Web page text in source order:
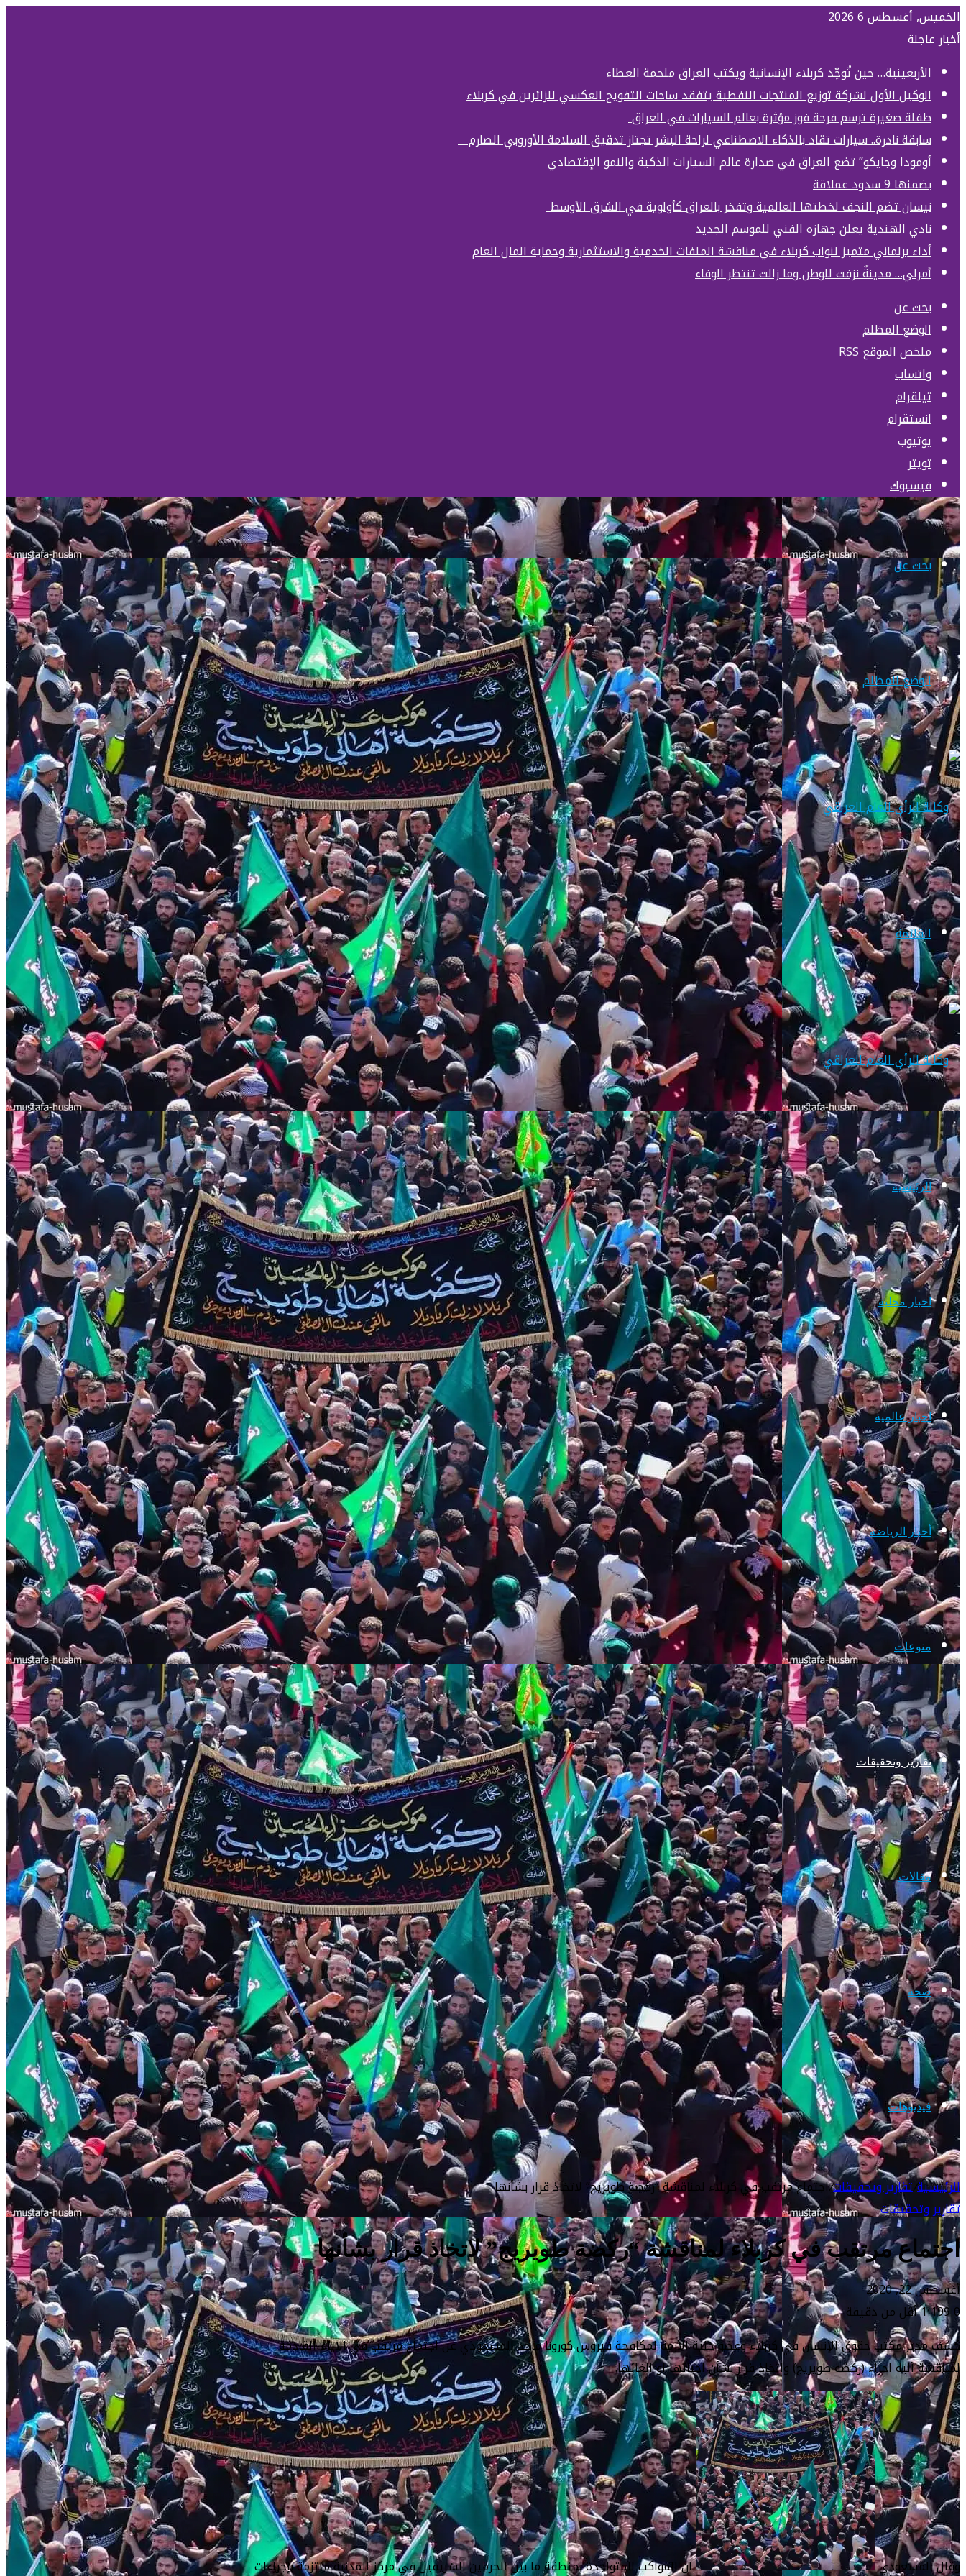
الخميس, أغسطس 6 2026
أخبار عاجلة
الأربعينية… حين تُوحِّد كربلاء الإنسانية ويكتب العراق ملحمة العطاء
الوكيل الأول لشركة توزيع المنتجات النفطية يتفقد ساحات التفويج العكسي للزائرين في كربلاء
طفلة صغيرة ترسم فرحة فوز مؤثرة بعالم السيارات في العراق
سابقة نادرة.. سيارات تقاد بالذكاء الاصطناعي لراحة البشر تجتاز تدقيق السلامة الأوروبي الصارم
أومودا وجايكو” تضع العراق في صدارة عالم السيارات الذكية والنمو الإقتصادي
بضمنها 9 سدود عملاقة
نيسان تضم النجف لخطتها العالمية وتفخر بالعراق كأولوية في الشرق الأوسط
نادي الهندية يعلن جهازه الفني للموسم الجديد
أداء برلماني متميز لنواب كربلاء في مناقشة الملفات الخدمية والاستثمارية وحماية المال العام
أمرلي… مدينةٌ نزفت للوطن وما زالت تنتظر الوفاء
بحث عن
الوضع المظلم
ملخص الموقع RSS
واتساب
تيلقرام
انستقرام
يوتيوب
تويتر
فيسبوك
بحث عن
الوضع المظلم
القائمة
الرئيسية
اخبار محلية
اخبار عالمية
أخبار الرياضة
منوعات
تقارير وتحقيقات
مقالات
صحة
فيديوهات
الرئيسية/تقارير وتحقيقات/اجتماع مرتقب في كربلاء لمناقشة “ركضة طويريج” لاتخاذ قرار بشأنها
تقارير وتحقيقات
اجتماع مرتقب في كربلاء لمناقشة “ركضة طويريج” لاتخاذ قرار بشأنها
أغسطس 22, 2020
01٬199
أقل من دقيقة
كشف مدير مكتب حقوق الإنسان في كربلاء وعضو خلية الأزمة لمكافحة فيروس كورونا ماجد المسعودي عن اجتماع مرتقب في الايام القادمة
لمناقشة آلية اجراء (ركضة طويريج) واتخاذ قرار بشأن احيائها او الغائها.
وقال المسعودي ان المواكب المتواجدة بمنطقة ما بين الحرمين الشريفين في مركز المدنية ملتزمة بإجراءات